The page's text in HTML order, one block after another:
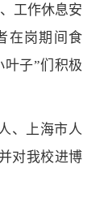
工作休息安
在岗期间食
子”们积极
、上海市人
对我校进博